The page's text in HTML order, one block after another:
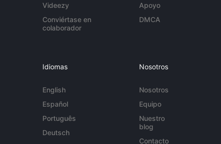
Videezy
Conviértase en
colaborador
Apoyo
DMCA
Idiomas
English
Español
Português
Deutsch
Nosotros
Nosotros
Equipo
Nuestro
blog
Contacto